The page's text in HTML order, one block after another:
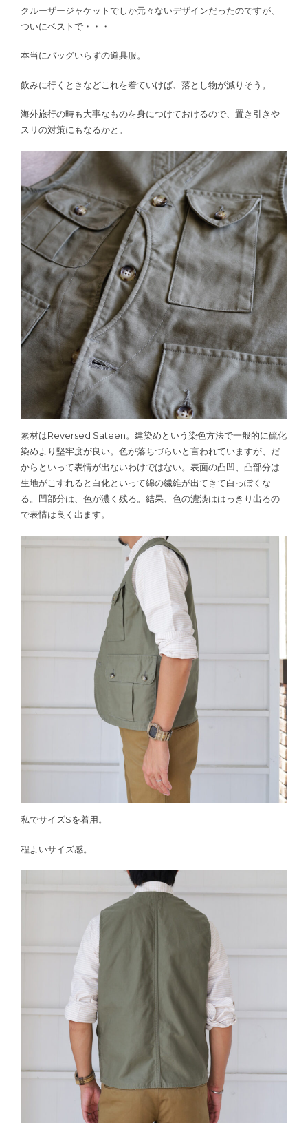
クルーザージャケットでしか元々ないデザインだったのですが、
ついにベストで・・・
本当にバッグいらずの道具服。
飲みに行くときなどこれを着ていけば、落とし物が減りそう。
海外旅行の時も大事なものを身につけておけるので、置き引きや
スリの対策にもなるかと。
素材はReversed Sateen。建染めという染色方法で一般的に硫化
染めより堅牢度が良い。色が落ちづらいと言われていますが、だ
からといって表情が出ないわけではない。表面の凸凹、凸部分は
生地がこすれると白化といって綿の繊維が出てきて白っぽくな
る。凹部分は、色が濃く残る。結果、色の濃淡ははっきり出るの
で表情は良く出ます。
私でサイズSを着用。
程よいサイズ感。